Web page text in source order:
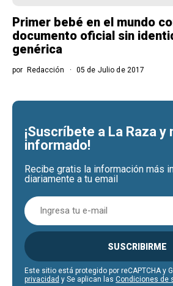
Primer bebé en el mundo
documento oficial sin
genérica
por Redacción 05 de Julio de 2017
¡Suscríbete a La Raza
informado!
Recibe gratis la información más
diariamente a tu email
SUSCRIBIRME
Este sitio está protegido por reCAPTCHA y
privacidad y Se aplican las Condiciones de